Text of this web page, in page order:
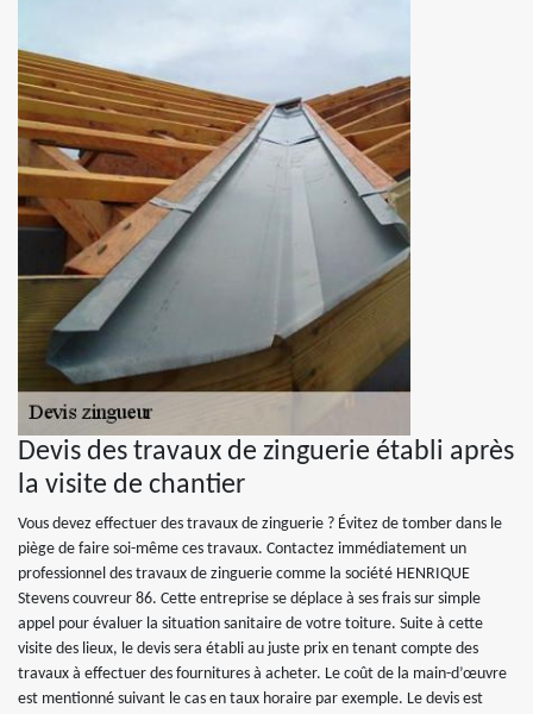
Devis des travaux de zinguerie établi après
la visite de chantier
Vous devez effectuer des travaux de zinguerie ? Évitez de tomber dans le
piège de faire soi-même ces travaux. Contactez immédiatement un
professionnel des travaux de zinguerie comme la société HENRIQUE
Stevens couvreur 86. Cette entreprise se déplace à ses frais sur simple
appel pour évaluer la situation sanitaire de votre toiture. Suite à cette
visite des lieux, le devis sera établi au juste prix en tenant compte des
travaux à effectuer des fournitures à acheter. Le coût de la main-d’œuvre
est mentionné suivant le cas en taux horaire par exemple. Le devis est